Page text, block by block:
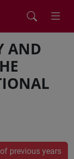
AND
previous years